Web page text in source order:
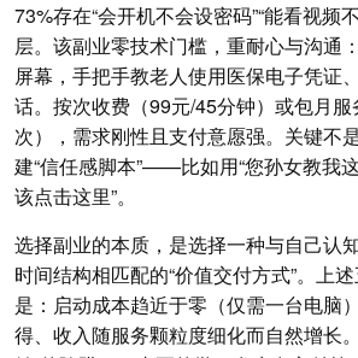
73%存在“会开机不会设密码”“能看视频
层。该副业零技术门槛，重耐心与沟通
屏幕，手把手教老人使用医保电子凭证
话。按次收费（99元/45分钟）或包月
次），需求刚性且支付意愿强。关键不
建“信任感脚本”——比如用“您孙女教我
该点击这里”。
选择副业的本质，是选择一种与自己认
时间结构相匹配的“价值交付方式”。上
是：启动成本趋近于零（仅需一台电脑
得、收入随服务颗粒度细化而自然增长